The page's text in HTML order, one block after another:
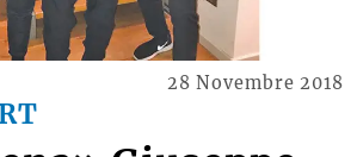
28 Novembre 2018